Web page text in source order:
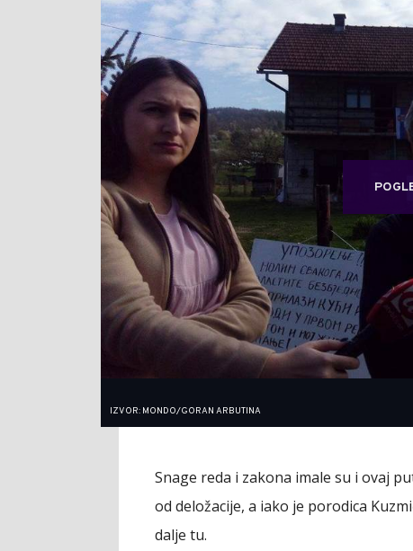
IZVOR: MONDO/GORAN ARBUTINA
Snage reda i zakona imale su i ovaj
od deložacije, a iako je porodica
dalje tu.